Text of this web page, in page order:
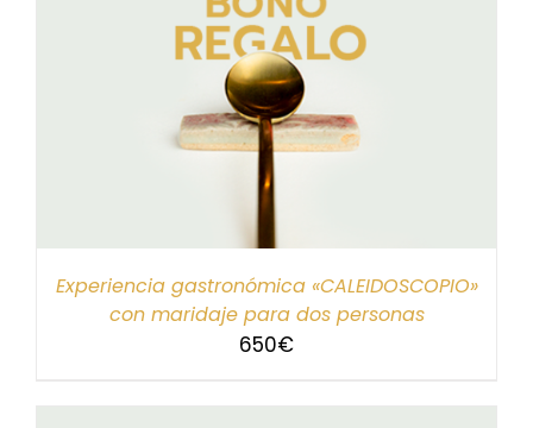
Experiencia gastronómica «CALEIDOSCOPIO»
con maridaje para dos personas
650€